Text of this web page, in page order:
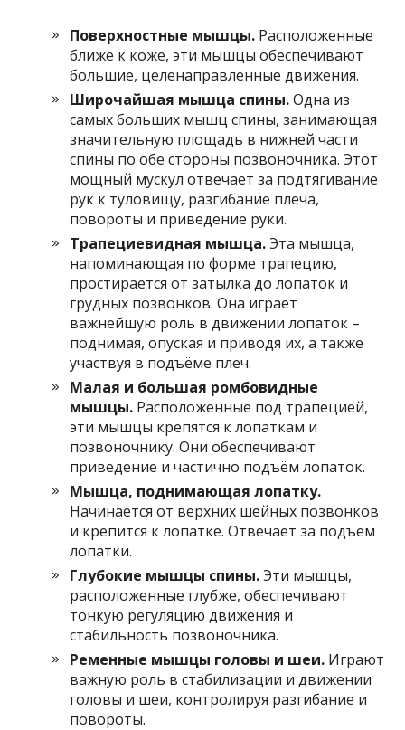
Поверхностные мышцы. Расположенные
ближе к коже, эти мышцы обеспечивают
большие, целенаправленные движения.
Широчайшая мышца спины.Одна из
самых больших мышц спины, занимающая
значительную площадь в нижней части
спины по обе стороны позвоночника. Этот
мощный мускул отвечает за подтягивание
рук к туловищу, разгибание плеча,
повороты и приведение руки.
Трапециевидная мышца.Эта мышца,
напоминающая по форме трапецию,
простирается от затылка до лопаток и
грудных позвонков. Она играет
важнейшую роль в движении лопаток –
поднимая, опуская и приводя их, а также
участвуя в подъёме плеч.
Малая и большая ромбовидные
мышцы. Расположенные под трапецией,
эти мышцы крепятся к лопаткам и
позвоночнику. Они обеспечивают
приведение и частично подъём лопаток.
Мышца, поднимающая лопатку.
Начинается от верхних шейных позвонков
и крепится к лопатке. Отвечает за подъём
лопатки.
Глубокие мышцы спины.Эти мышцы,
расположенные глубже, обеспечивают
тонкую регуляцию движения и
стабильность позвоночника.
Ременные мышцы головы и шеи. Играют
важную роль в стабилизации и движении
головы и шеи, контролируя разгибание и
повороты.